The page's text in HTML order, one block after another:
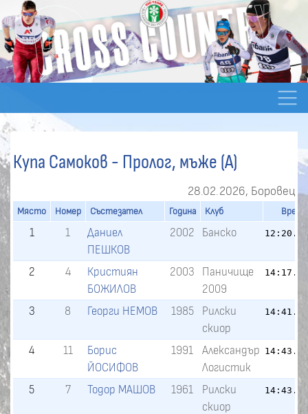
Купа Самоков - Пролог, мъже (A)
28.02.2026, Боровец
Място Номер Състезател Година Клуб Време
1 1
Даниел
ПЕШКОВ
2002 Банско
2 4
Кристиян
БОЖИЛОВ
2003
Паничище
2009
3 8 Георги НЕМОВ 1985
Рилски
скиор
4 11
Борис
ЙОСИФОВ
1991
Александър
Логистик
5 7 Тодор МАШОВ 1961
Рилски
скиор